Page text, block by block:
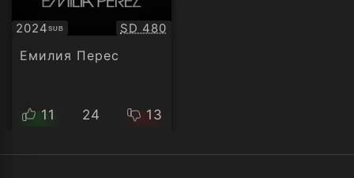
2024SUB
Субтитри Качество:
SD 480
Емилия Перес
11 24 13